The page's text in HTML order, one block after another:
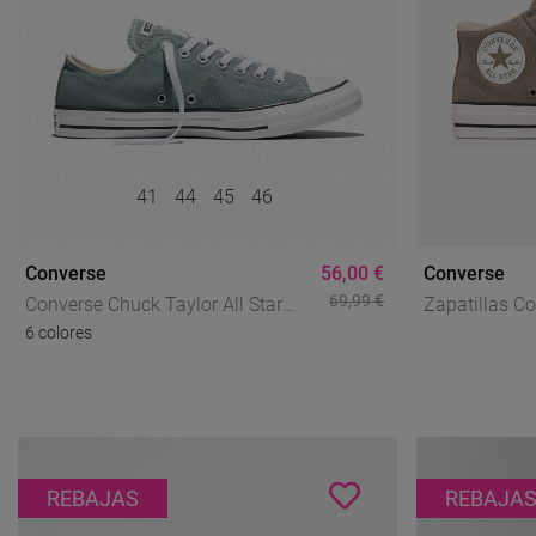
41 44 45 46
Converse
Converse Chuck Taylor All Star
Classic Mujer Bajas – Icono
6 colores
56,00 €
69,99 €
Converse
Zapatillas
REBAJAS REBAJAS